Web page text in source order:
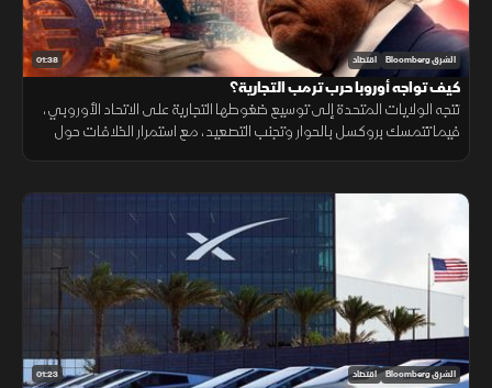
01:38 الشرق Bloomberg اقتصاد
كيف تواجه أوروبا حرب ترمب التجارية؟
تتجه الولايات المتحدة إلى توسيع ضغوطها التجارية على الاتحاد الأوروبي،
فيما تتمسك بروكسل بالحوار وتجنب التصعيد، مع استمرار الخلافات حول
01:23 الشرق Bloomberg اقتصاد